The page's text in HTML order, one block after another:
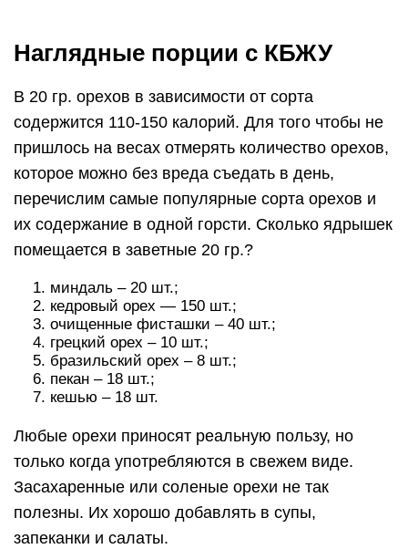
Наглядные порции с КБЖУ
В 20 гр. орехов в зависимости от сорта
содержится 110-150 калорий. Для того чтобы не
пришлось на весах отмерять количество орехов,
которое можно без вреда съедать в день,
перечислим самые популярные сорта орехов и
их содержание в одной горсти. Сколько ядрышек
помещается в заветные 20 гр.?
миндаль – 20 шт.;
кедровый орех — 150 шт.;
очищенные фисташки – 40 шт.;
грецкий орех – 10 шт.;
бразильский орех – 8 шт.;
пекан – 18 шт.;
кешью – 18 шт.
Любые орехи приносят реальную пользу, но
только когда употребляются в свежем виде.
Засахаренные или соленые орехи не так
полезны. Их хорошо добавлять в супы,
запеканки и салаты.